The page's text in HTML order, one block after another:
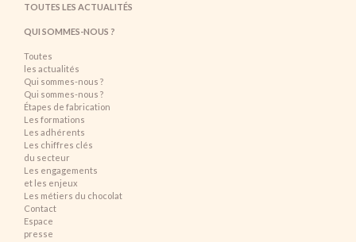
TOUTES LES ACTUALITÉS
QUI SOMMES-NOUS ?
Toutes
les actualités
Qui sommes-nous ?
Qui sommes-nous ?
Étapes de fabrication
Les formations
Les adhérents
Les chiffres clés
du secteur
Les engagements
et les enjeux
Les métiers du chocolat
Contact
Espace
presse